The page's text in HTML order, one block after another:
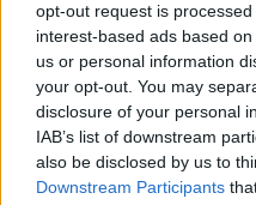
opt-out request is
interest-based ads based
us or personal information
your opt-out. You may
disclosure of your personal
IAB’s list of downstream
also be disclosed by us to
Downstream Participants
8 Agosto, 2026 - 00:31